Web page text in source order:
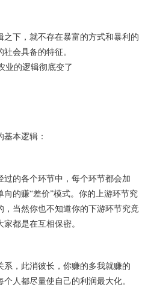
下，就不存在暴富的方式和暴利的
会具备的特征。
本逻辑：
的各个环节中，每个环节都会加
的赚“差价”模式。你的上游环节究
，当然你也不知道你的下游环节究竟
都是在互相保密。
，此消彼长，你赚的多我就赚的
人都尽量使自己的利润最大化。